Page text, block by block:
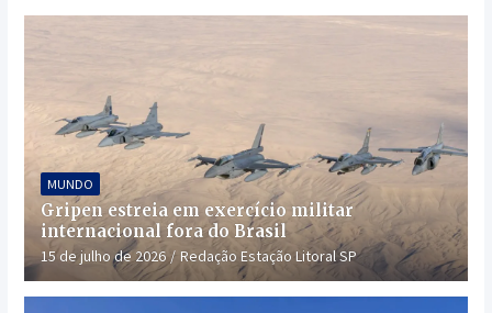
MUNDO
Gripen estreia em exercício militar
internacional fora do Brasil
15 de julho de 2026 Redação Estação Litoral SP